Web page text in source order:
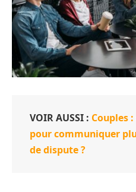
VOIR AUSSI : Couples
pour communiquer
de dispute ?